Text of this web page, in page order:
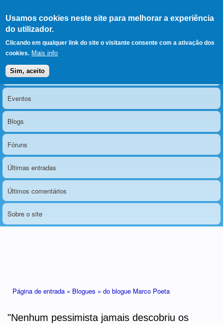
Usamos cookies neste site para melhorar a experiência
do utilizador.
Clicando em qualquer link do site o visitante consente com a ativação dos
cookies. Mais info
Sim, aceito
LERPARAVER , ir para a
página principal
O portal da visão diferente
Menu principal
Notícias
Eventos
Blogs
Fóruns
Últimas entradas
Últimos comentários
Sobre o site
Página de entrada » Blogues » do blogue Marco Poeta
"Nenhum pessimista jamais descobriu os